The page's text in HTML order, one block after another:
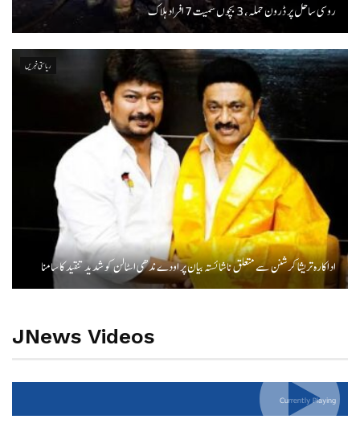
روسی ساحل پر ڈرون حملہ، 3 بچوں سمیت 7 افراد ہلاک
ریاستی خبریں
اداکارہ تریشا کرشنن سے متعلق ناشائستہ بیان پر اودے ندھی اسٹالن کو شدید تنقید کا سامنا
JNews Videos
Currently Playing